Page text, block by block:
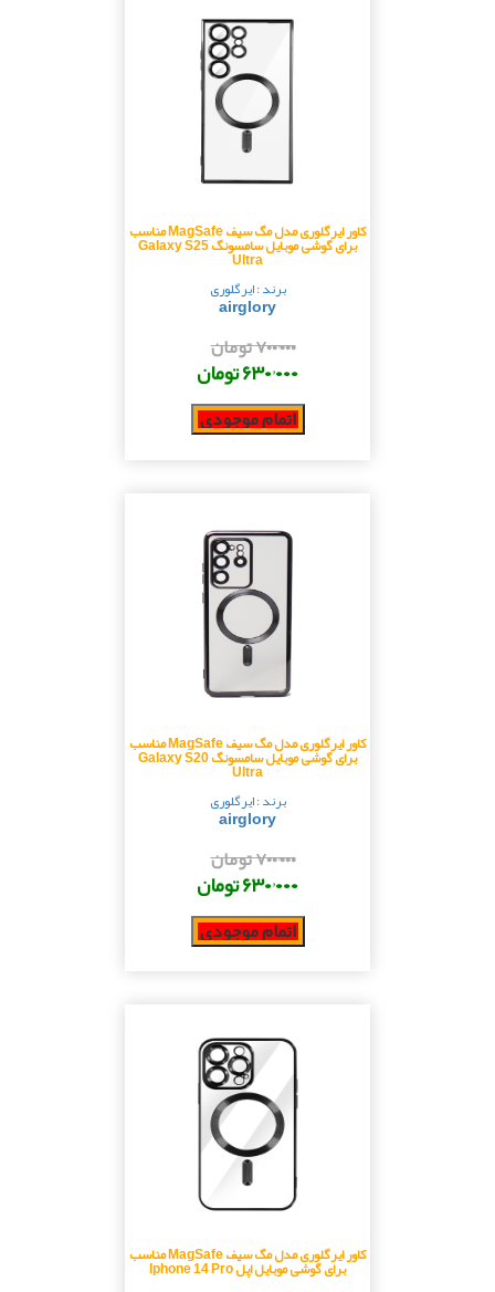
کاور ایرگلوری مدل مگ سیف MagSafe مناسب
برای گوشی موبایل سامسونگ Galaxy S25
Ultra
برند : ایرگلوری
airglory
۷۰۰٬۰۰۰ تومان
۶۳۰٬۰۰۰ تومان
اتمام موجودی
کاور ایرگلوری مدل مگ سیف MagSafe مناسب
برای گوشی موبایل سامسونگ Galaxy S20
Ultra
برند : ایرگلوری
airglory
۷۰۰٬۰۰۰ تومان
۶۳۰٬۰۰۰ تومان
اتمام موجودی
کاور ایرگلوری مدل مگ سیف MagSafe مناسب
برای گوشی موبایل اپل Iphone 14 Pro